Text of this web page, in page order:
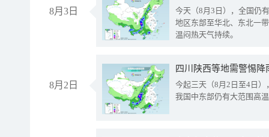
8月3日
今天（8月3日），全国仍
地区东部至华北、东北一
温闷热天气持续。
8月2日
今起三天（8月2日至4日
我国中东部仍有大范围高